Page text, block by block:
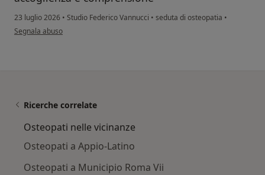
23 luglio 2026 • Studio Federico Vannucci • seduta di osteopatia •
secondo l'opinione dell'utente M T
Segnala abuso
Ricerche correlate
Osteopati nelle vicinanze
Osteopati a Appio-Latino
Osteopati a Municipio Roma Vii